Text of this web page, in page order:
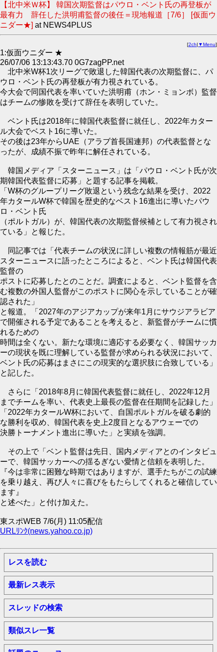
【北中米Ｗ杯】 韓国次期監督はパウロ・ベント氏の再登板が
最有力 辞任した洪明甫監督の後任＝現地報道［7/6］ [仮面ウ
ニダー★] at NEWS4PLUS
[2ch| ▼Menu]
1:仮面ウニダー ★
26/07/06 13:13:43.70 0G7zagPP.net
北中米W杯1次リーグで敗退した韓国代表の次期監督に、パ
ウロ・ベント氏の再登板が有力視されている。
今大会で同国代表を率いていた洪明甫（ホン・ミョンボ）監督
はチームの惨敗を受けて辞任を表明していた。
ベント氏は2018年に韓国代表監督に就任し、2022年カター
ル大会でベスト16に導いた。
その後は23年からUAE（アラブ首長国連邦）の代表監督とな
ったが、成績不振で昨年に解任されている。
韓国メディア「スターニュース」は「パウロ・ベント氏が次
期韓国代表監督に応募」と題する記事を掲載。
「W杯のグループリーグ敗退という残念な結果を受け、2022
年カタールW杯で韓国を歴史的なベスト16進出に導いたパウ
ロ・ベント氏
（ポルトガル）が、韓国代表の次期監督候補として有力視され
ている」と報じた。
同記事では「代表チームの状況に詳しい複数の情報筋が最近
スターニュースに語ったところによると、ベント氏は韓国代表
監督の
ポストに応募したとのことだ。調査によると、ベント監督を含
む複数の外国人監督がこのポストに関心を示していることが確
認された」
と報道。「2027年のアジアカップが来年1月にサウジアラビア
で開催される予定であることを考えると、新監督がチームに慣
れるための
時間は全くない。新たな環境に適応する必要なく、韓国サッカ
ーの現状を既に理解している監督が求められる状況において、
ベント氏の応募はまさにこの現実的な選択肢に合致している」
と記した。
さらに「2018年8月に韓国代表監督に就任し、2022年12月
までチームを率い、代表史上最長の監督在任期間を記録した」
「2022年カタールW杯において、自国ポルトガルを破る劇的
な勝利を収め、韓国代表を史上2度目となるアウェーでの
決勝トーナメント進出に導いた」と実績を強調。
その上で「ベント監督は先日、国内メディアとのインタビュ
ーで、韓国サッカーへの揺るぎない愛情と信頼を表明した。
『今は非常に困難な時期ではありますが、選手たちがこの試練
を乗り越え、再び人々に喜びをもたらしてくれると確信してい
ます』
と述べた」と付け加えた。
東スポWEB 7/6(月) 11:05配信
URLﾘﾝｸ(news.yahoo.co.jp)
レスを読む
最新レス表示
スレッドの検索
類似スレ一覧